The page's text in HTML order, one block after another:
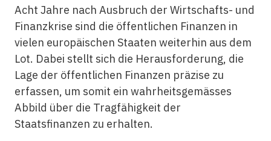
Acht Jahre nach Ausbruch der Wirtschafts- und
Finanzkrise sind die öffentlichen Finanzen in
vielen europäischen Staaten weiterhin aus dem
Lot. Dabei stellt sich die Herausforderung, die
Lage der öffentlichen Finanzen präzise zu
erfassen, um somit ein wahrheitsgemässes
Abbild über die Tragfähigkeit der
Staatsfinanzen zu erhalten.